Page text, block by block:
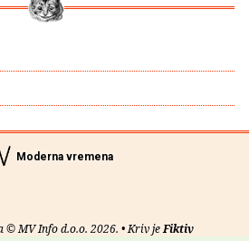
Moderna vremena
© MV Info d.o.o. 2026. • Kriv jeFiktiv